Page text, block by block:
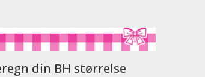
din BH størrelse